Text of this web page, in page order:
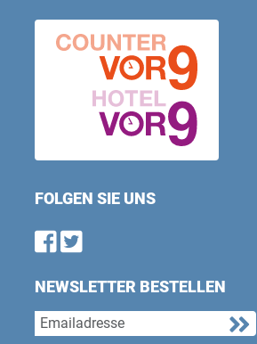
FOLGEN SIE UNS
Find us on
Follow us on
NEWSLETTER BESTELLEN